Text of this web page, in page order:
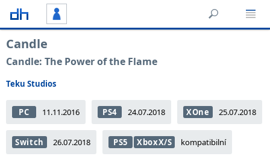
Candle
Candle: The Power of the Flame
Teku Studios
PC 11.11.2016 PS4 24.07.2018 XOne 25.07.2018
Switch 26.07.2018 PS5 XboxX/S kompatibilní